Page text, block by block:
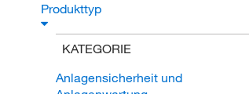
Produkttyp
KATEGORIE
Anlagensicherheit und